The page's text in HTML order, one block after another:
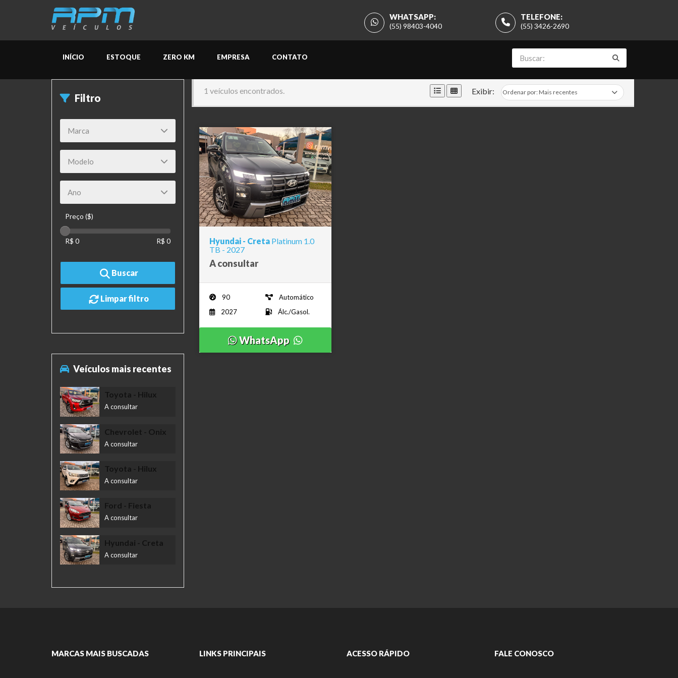
TELEFONE:
(55) 3426-2690
WHATSAPP:
(55) 98403-4040
INÍCIO ESTOQUE ZERO KM EMPRESA CONTATO
1 veículos encontrados. Exibir:
Hyundai - Creta Platinum 1.0
TB - 2027
A consultar
90
Automático
2027
Álc./Gasol.
WhatsApp
Filtro
Preço ($)
R$ 0 R$ 0
Buscar
Limpar filtro
Veículos mais recentes
Toyota - Hilux
A consultar
Chevrolet - Onix
A consultar
Toyota - Hilux
A consultar
Ford - Fiesta
A consultar
Hyundai - Creta
A consultar
MARCAS MAIS BUSCADAS LINKS PRINCIPAIS ACESSO RÁPIDO FALE CONOSCO